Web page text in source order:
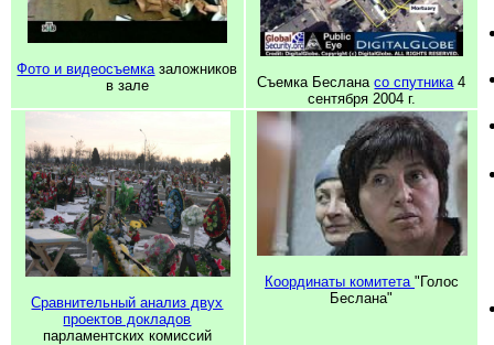
Фото и видеосъемказаложников
в зале
Съемка Бесланасо спутника4
сентября 2004 г.
Сравнительный анализ двух
проектов докладов
парламентских комиссий
Координаты комитета "Голос
Беслана"